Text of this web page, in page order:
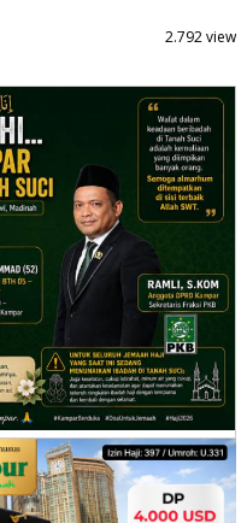
2.792 view